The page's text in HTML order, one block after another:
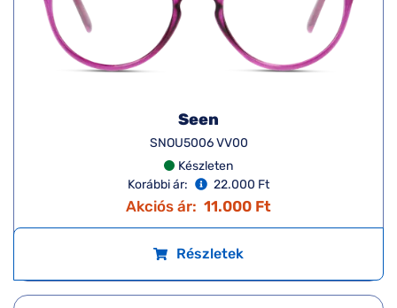
Seen
SNOU5006 VV00
Készleten
Korábbi ár:
22.000 Ft
Akciós ár: 11.000 Ft
Részletek